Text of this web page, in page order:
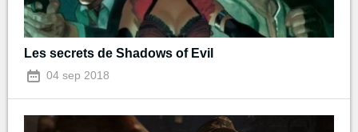
Les secrets de Shadows of Evil
04 sep 2018